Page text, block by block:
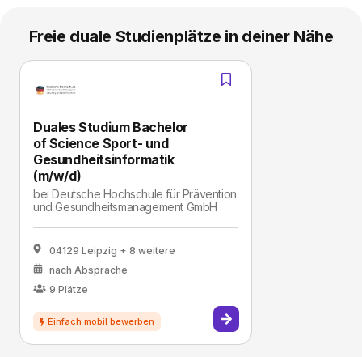
Freie duale Studienplätze in deiner Nähe
Duales Studium Bachelor
of Science Sport- und
Gesundheitsinformatik
(m/w/d)
beiDeutsche Hochschule für Prävention
und Gesundheitsmanagement GmbH
04129 Leipzig + 8 weitere
nach Absprache
9 Plätze